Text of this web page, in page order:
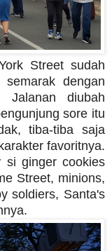
Street sudah
dengan
Jalanan diubah
sore itu
tiba-tiba saja
favoritnya.
si ginger cookies
Street, minions,
soldiers, Santa's